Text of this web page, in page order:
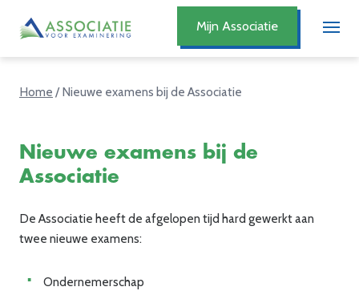
Mijn Associatie
Home /Nieuwe examens bij de Associatie
Nieuwe examens bij de
Associatie
De Associatie heeft de afgelopen tijd hard gewerkt aan
twee nieuwe examens:
Ondernemerschap